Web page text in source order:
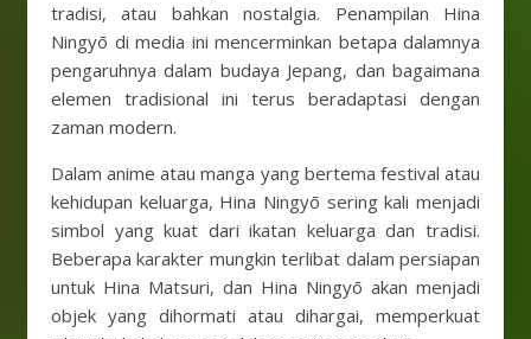
tradisi, atau bahkan nostalgia. Penampilan Hina
Ningyō di media ini mencerminkan betapa dalamnya
pengaruhnya dalam budaya Jepang, dan bagaimana
elemen tradisional ini terus beradaptasi dengan
zaman modern.
Dalam anime atau manga yang bertema festival atau
kehidupan keluarga, Hina Ningyō sering kali menjadi
simbol yang kuat dari ikatan keluarga dan tradisi.
Beberapa karakter mungkin terlibat dalam persiapan
untuk Hina Matsuri, dan Hina Ningyō akan menjadi
objek yang dihormati atau dihargai, memperkuat